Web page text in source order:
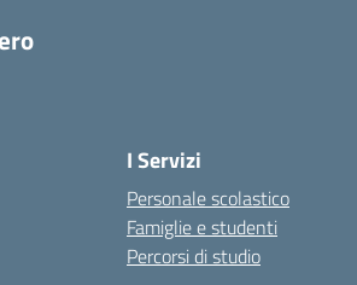
I Servizi
Personale scolastico
Famiglie e studenti
Percorsi di studio